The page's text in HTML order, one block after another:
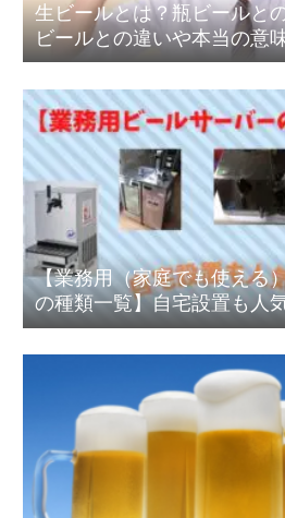
生ビールとは？瓶ビールと
ビールとの違いや本当の意
【業務用（家庭でも使える
の種類一覧】自宅設置も人